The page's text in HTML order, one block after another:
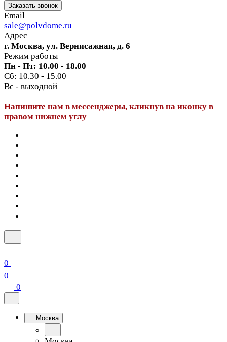
Заказать звонок
Email
sale@polvdome.ru
Адрес
г. Москва, ул. Вернисажная, д. 6
Режим работы
Пн - Пт: 10.00 - 18.00
Сб: 10.30 - 15.00
Вс - выходной
Напишите нам в мессенджеры, кликнув на иконку в
правом нижнем углу
0
0
0
Москва